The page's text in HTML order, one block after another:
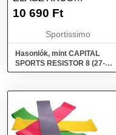
GUMISZALAG, KÉK,
10 690 Ft
Sportissimo
Hasonlók, mint CAPITAL
SPORTS RESISTOR 8 (27-
68kg) Elasztikus gumiszalag,